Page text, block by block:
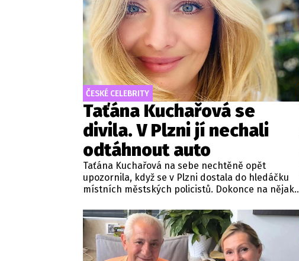
ČESKÉ CELEBRITY
Taťána Kuchařová se
divila. V Plzni jí nechali
odtáhnout auto
Taťána Kuchařová na sebe nechtěně opět
upozornila, když se v Plzni dostala do hledáčku
místních městských policistů. Dokonce na nějaký
přesně stalo?